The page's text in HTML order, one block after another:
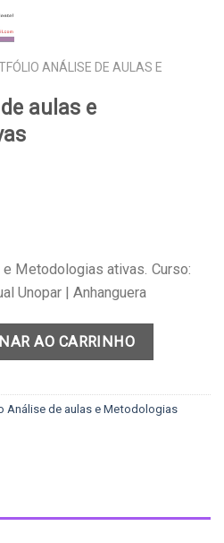
ANÁLISE DE AULAS E
aulas e
Metodologias ativas. Curso:
Unopar | Anhanguera
ativas quantidade
AO CARRINHO
Análise de aulas e Metodologias